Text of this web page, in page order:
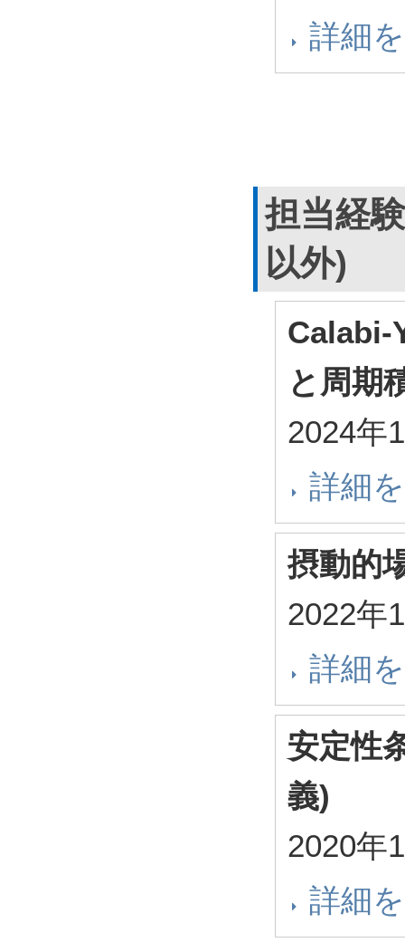
詳細
担当経
以外)
Calabi-
と周期
2024年
詳細
摂動的
2022年
詳細
安定性
義)
2020年
詳細